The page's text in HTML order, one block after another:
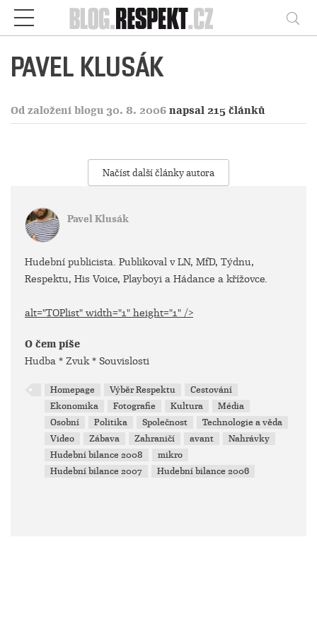
Respekt
PAVEL KLUSÁK
Od založení blogu 30. 8. 2006 napsal 215 článků
Načíst další články autora
Pavel Klusák
Hudební publicista. Publikoval v LN, MfD, Týdnu,
Respektu, His Voice, Playboyi a Hádance a křížovce.
alt="TOPlist" width="1" height="1" />
O čem píše
Hudba * Zvuk * Souvislosti
Homepage Výběr Respektu
Cestování
Ekonomika
Fotografie Kultura
Média
Osobní
Politika Společnost
Technologie a věda
Video
Zábava Zahraničí avant
Nahrávky
Hudební bilance 2008
mikro
Hudební bilance 2007
Hudební bilance 2006